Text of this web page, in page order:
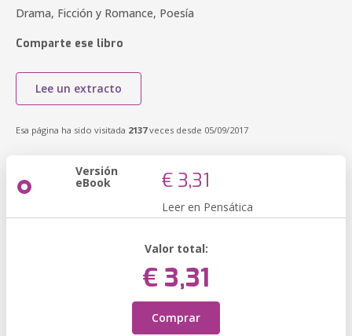
Drama, Ficción y Romance, Poesía
Comparte ese libro
Lee un extracto
Esa página ha sido visitada 2137veces desde 05/09/2017
Versión
eBook € 3,31
Leer en Pensática
Valor total:
€ 3,31
Comprar